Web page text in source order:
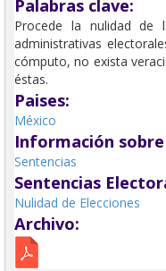
Palabras clave:
Procede la nulidad de
administrativas
cómputo, no exista
éstas.
Paises:
México
Información sobre
Sentencias
Sentencias
Nulidad de Elecciones
Archivo: